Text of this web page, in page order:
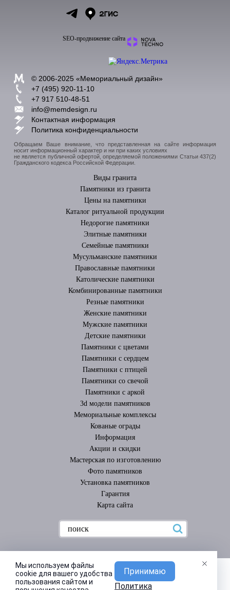
SEO-продвижение сайта
© 2006-2025 «Мемориальный дизайн»
+7 (495) 920-11-10
+7 917 510-48-51
info@memdesign.ru
Контактная информация
Политика конфиденциальности
Обращаем Ваше внимание, что представленная на сайте информация
носит информационный характер и ни при каких условиях
не является публичной офертой, определяемой положениями Статьи 437(2)
Гражданского кодекса Российской Федерации.
Виды гранита
Памятники из гранита
Цены на памятники
Каталог ритуальной продукции
Недорогие памятники
Элитные памятники
Cемейные памятники
Мусульманские памятники
Православные памятники
Католические памятники
Комбинированные памятники
Резные памятники
Женские памятники
Мужские памятники
Детские памятники
Памятники с цветами
Памятники с сердцем
Памятники с птицей
Памятники со свечой
Памятники с аркой
3d модели памятников
Мемориальные комплексы
Кованые ограды
Информация
Акции и скидки
Мастерская по изготовлению
Фото памятников
Установка памятников
Гарантия
Карта сайта
Мы используем файлы
cookie для вашего удобства
пользования сайтом и
Принимаю
Политика